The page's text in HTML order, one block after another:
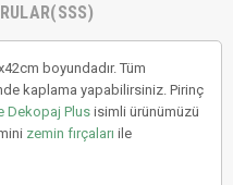
boyundadır. Tüm
kaplama yapabilirsiniz. Pirinç
Dekopaj Plus isimli ürünümüzü
zemin fırçaları ile